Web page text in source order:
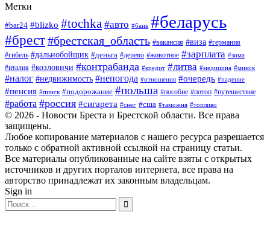
Метки
#bar24 #blizko #tochka #авто #банк #беларусь
#брест#брестская_область #вакансия #виза #германия
#гибель #дальнобойщик #деньга #дерево #животное #зарплата #зима
#италия #козловичи #контрабанда #кредит #литва #медицина #минск
#налог #недвижимость #непогода #отношения #очередь #падение
#пенсия #пинск #подорожание #польша #пособие #потоп #путешествие
#работа #россия #сигарета #снег #сша #таможня #топливо
© 2026 - Новости Бреста и Брестской области. Все права
защищены.
Любое копирование материалов с нашего ресурса разрешается
только с обратной активной ссылкой на страницу статьи.
Все материалы опубликованные на сайте взяты с открытых
источников и других порталов интернета, все права на
авторство принадлежат их законным владельцам.
Sign in